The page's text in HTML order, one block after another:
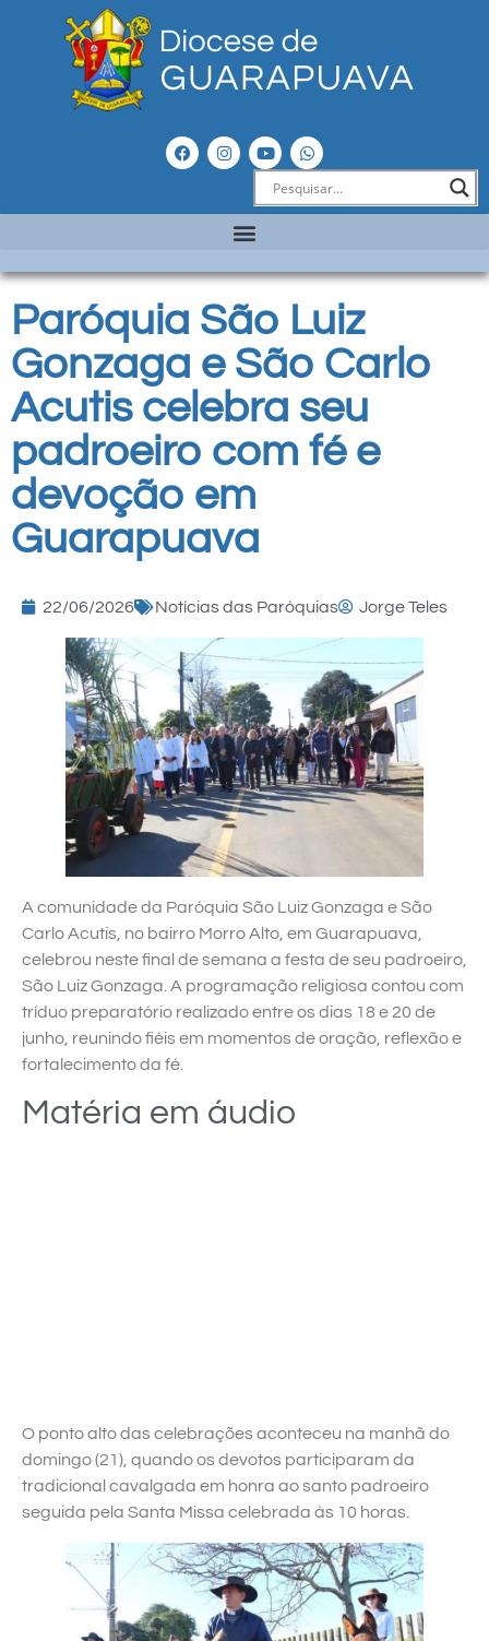
Paróquia São Luiz
Gonzaga e São Carlo
Acutis celebra seu
padroeiro com fé e
devoção em
Guarapuava
22/06/2026 Notícias das Paróquias Jorge Teles
A comunidade da Paróquia São Luiz Gonzaga e São
Carlo Acutis, no bairro Morro Alto, em Guarapuava,
celebrou neste final de semana a festa de seu padroeiro,
São Luiz Gonzaga. A programação religiosa contou com
tríduo preparatório realizado entre os dias 18 e 20 de
junho, reunindo fiéis em momentos de oração, reflexão e
fortalecimento da fé.
Matéria em áudio
O ponto alto das celebrações aconteceu na manhã do
domingo (21), quando os devotos participaram da
tradicional cavalgada em honra ao santo padroeiro
seguida pela Santa Missa celebrada às 10 horas.